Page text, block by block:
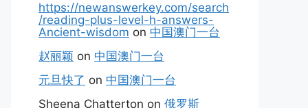
https://newanswerkey.com/search
/reading-plus-level-h-answers-
Ancient-wisdom on 中国澳门一台
赵丽颖 on 中国澳门一台
元旦快了 on 中国澳门一台
Sheena Chatterton on 俄罗斯